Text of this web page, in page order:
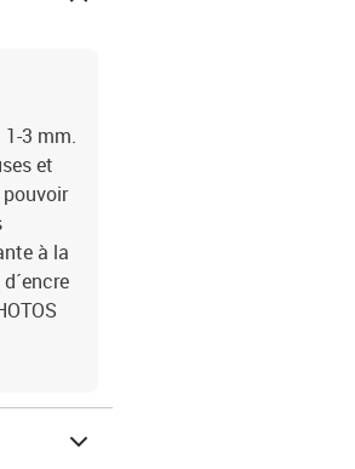
3 mm.
et
à la